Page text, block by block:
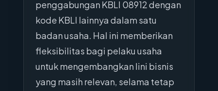
penggabungan KBLI 08912 dengan
kode KBLI lainnya dalam satu
badan usaha. Hal ini memberikan
fleksibilitas bagi pelaku usaha
untuk mengembangkan lini bisnis
yang masih relevan, selama tetap